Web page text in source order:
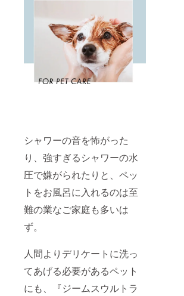
シャワーの音を怖がった
り、強すぎるシャワーの水
圧で嫌がられたりと、ペッ
トをお風呂に入れるのは至
難の業なご家庭も多いは
ず。
人間よりデリケートに洗っ
てあげる必要があるペット
にも、『ジームスウルトラ